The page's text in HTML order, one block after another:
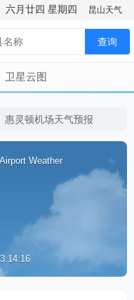
六月廿四 星期四 昆山天气
查询
卫星云图
惠灵顿机场天气预报
Weather